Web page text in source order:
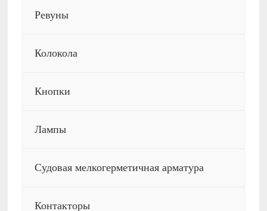
Ревуны
Колокола
Кнопки
Лампы
Судовая мелкогерметичная арматура
Контакторы